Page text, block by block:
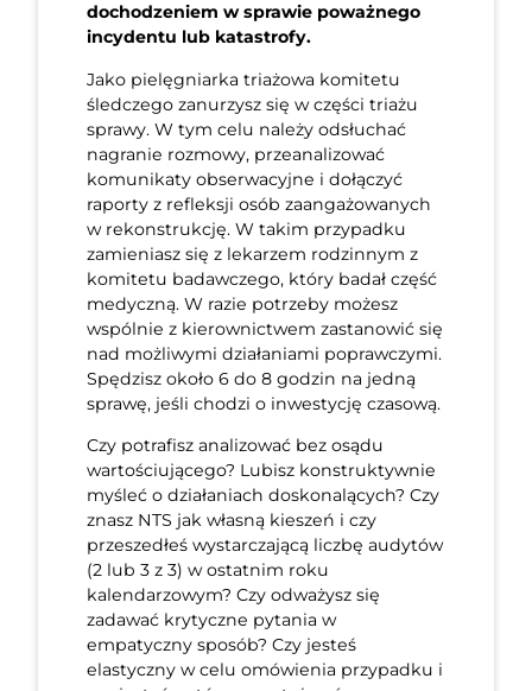
dochodzeniem w sprawie poważnego
incydentu lub katastrofy.
Jako pielęgniarka triażowa komitetu
śledczego zanurzysz się w części triażu
sprawy. W tym celu należy odsłuchać
nagranie rozmowy, przeanalizować
komunikaty obserwacyjne i dołączyć
raporty z refleksji osób zaangażowanych
w rekonstrukcję. W takim przypadku
zamieniasz się z lekarzem rodzinnym z
komitetu badawczego, który badał część
medyczną. W razie potrzeby możesz
wspólnie z kierownictwem zastanowić się
nad możliwymi działaniami poprawczymi.
Spędzisz około 6 do 8 godzin na jedną
sprawę, jeśli chodzi o inwestycję czasową.
Czy potrafisz analizować bez osądu
wartościującego? Lubisz konstruktywnie
myśleć o działaniach doskonalących? Czy
znasz NTS jak własną kieszeń i czy
przeszedłeś wystarczającą liczbę audytów
(2 lub 3 z 3) w ostatnim roku
kalendarzowym? Czy odważysz się
zadawać krytyczne pytania w
empatyczny sposób? Czy jesteś
elastyczny w celu omówienia przypadku i